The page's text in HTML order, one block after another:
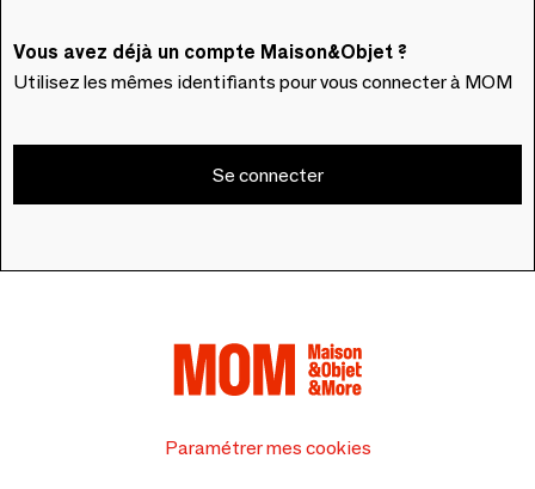
Vous avez déjà un compte Maison&Objet ?
Utilisez les mêmes identifiants pour vous connecter à MOM
Se connecter
Paramétrer mes cookies